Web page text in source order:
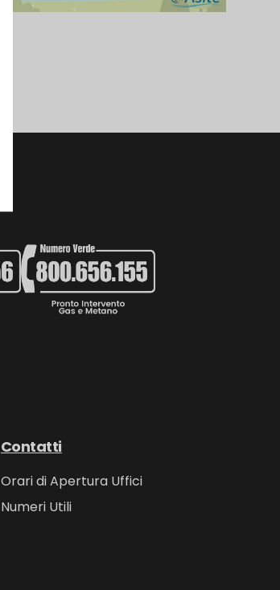
Contatti
Orari di Apertura Uffici
Numeri Utili